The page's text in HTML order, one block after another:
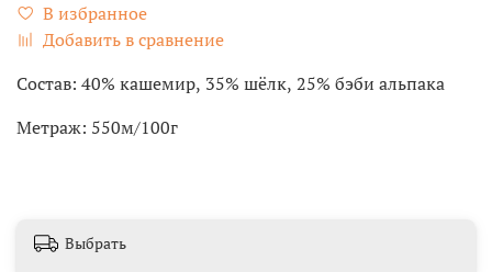
В избранное
Добавить в сравнение
Состав: 40% кашемир, 35% шёлк, 25% бэби альпака
Метраж: 550м/100г
Выбрать